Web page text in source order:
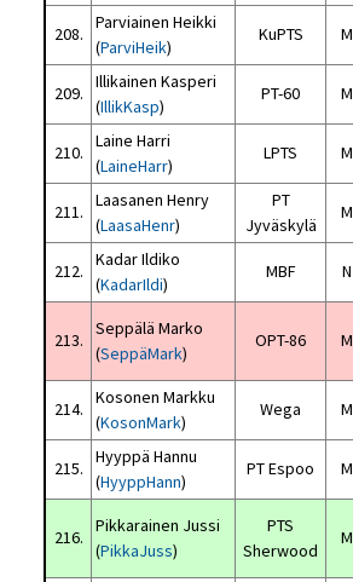
208.
Parviainen Heikki
(ParviHeik)
KuPTS M
209.
Illikainen Kasperi
(IllikKasp)
PT-60 M
210.
Laine Harri
(LaineHarr)
LPTS M
211.
Laasanen Henry
(LaasaHenr)
PT
Jyväskylä
M
212.
Kadar Ildiko
(KadarIldi)
MBF N
213.
Seppälä Marko
(SeppäMark)
OPT-86 M
214.
Kosonen Markku
(KosonMark)
Wega M
215.
Hyyppä Hannu
(HyyppHann)
PT Espoo M
216.
Pikkarainen Jussi
(PikkaJuss)
PTS
Sherwood
M